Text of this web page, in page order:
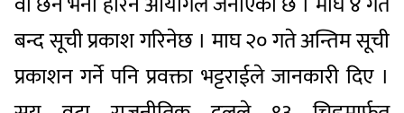
बन्द सूची प्रकाश गरिनेछ । माघ २० गते अन्तिम सूची
प्रकाशन गर्ने पनि प्रवक्ता भट्टराईले जानकारी दिए ।